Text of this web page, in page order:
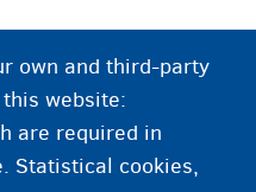
граждан и/или
Деньги с
для финансирования
пособия по
own and third-party
website:
are required in
Statistical cookies,